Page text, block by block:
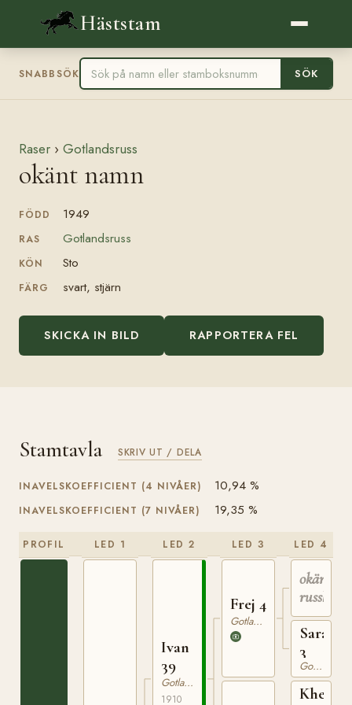
Häststam
SNABBSÖK SÖK
Raser › Gotlandsruss
okänt namn
FÖDD 1949
RAS Gotlandsruss
KÖN Sto
FÄRG svart, stjärn
SKICKA IN BILD RAPPORTERA FEL
Stamtavla SKRIV UT / DELA
INAVELSKOEFFICIENT (4 NIVÅER) 10,94 %
INAVELSKOEFFICIENT (7 NIVÅER) 19,35 %
PROFIL LED 1 LED 2
Ivan
39
Gotlandsruss
1910
LED 3
Frej 4
Gotlandsruss
LED 4
okänd
Sara
3
Gotlandsruss